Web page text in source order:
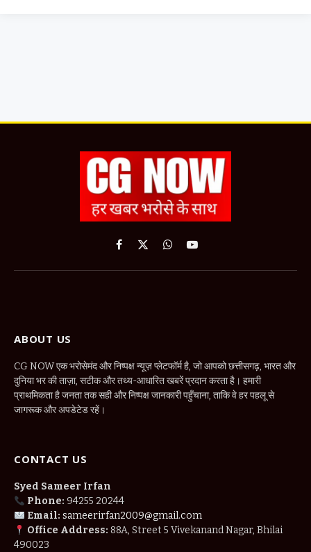
Facebook
X
WhatsApp
YouTube
ABOUT US
CG NOW एक भरोसेमंद और निष्पक्ष न्यूज़ प्लेटफॉर्म है, जो आपको छत्तीसगढ़, भारत और
दुनिया भर की ताज़ा, सटीक और तथ्य-आधारित खबरें प्रदान करता है। हमारी
प्राथमिकता है जनता तक सही और निष्पक्ष जानकारी पहुँचाना, ताकि वे हर पहलू से
जागरूक और अपडेटेड रहें।
CONTACT US
Syed Sameer Irfan
Phone: 94255 20244
Email: sameerirfan2009@gmail.com
Office Address: 88A, Street 5 Vivekanand Nagar, Bhilai
490023